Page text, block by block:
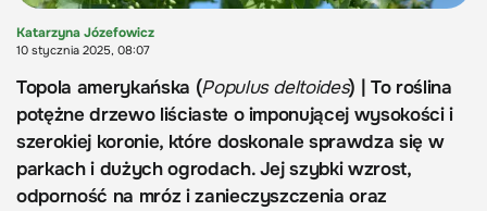
Katarzyna Józefowicz
10 stycznia 2025, 08:07
Topola amerykańska (Populus deltoides) | To roślina
potężne drzewo liściaste o imponującej wysokości i
szerokiej koronie, które doskonale sprawdza się w
parkach i dużych ogrodach. Jej szybki wzrost,
odporność na mróz i zanieczyszczenia oraz